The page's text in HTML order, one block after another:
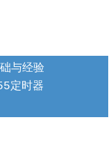
与经验
定时器